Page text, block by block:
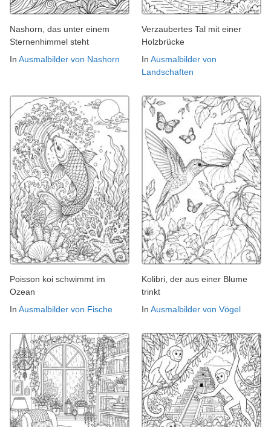
Nashorn, das unter einem
Sternenhimmel steht
In Ausmalbilder von Nashorn
Verzaubertes Tal mit einer
Holzbrücke
In Ausmalbilder von
Landschaften
Poisson koi schwimmt im
Ozean
In Ausmalbilder von Fische
Kolibri, der aus einer Blume
trinkt
In Ausmalbilder von Vögel